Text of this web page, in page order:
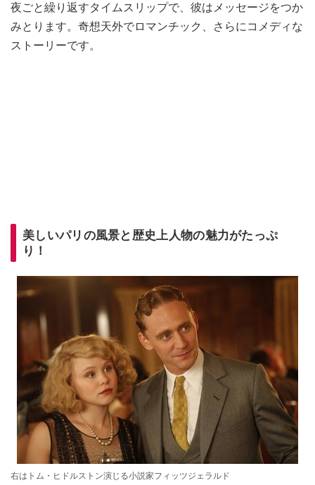
夜ごと繰り返すタイムスリップで、彼はメッセージをつか
みとります。奇想天外でロマンチック、さらにコメディな
ストーリーです。
美しいパリの風景と歴史上人物の魅力がたっぷ
り！
右はトム・ヒドルストン演じる小説家フィッツジェラルド